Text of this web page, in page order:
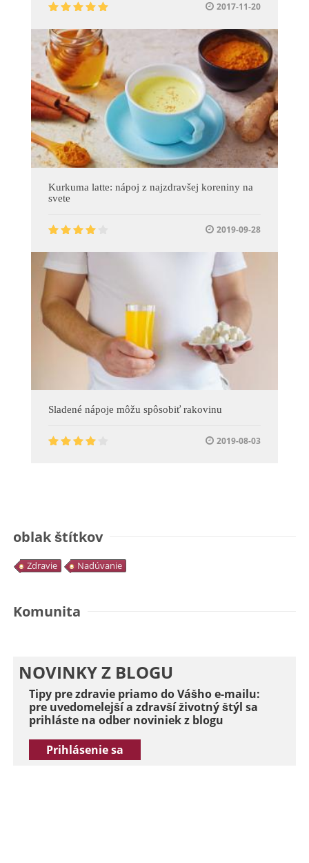
2017-11-20
Kurkuma latte: nápoj z najzdravšej koreniny na
svete
2019-09-28
Sladené nápoje môžu spôsobiť rakovinu
2019-08-03
oblak štítkov
Zdravie Nadúvanie
Komunita
NOVINKY Z BLOGU
Tipy pre zdravie priamo do Vášho e-mailu:
pre uvedomelejší a zdravší životný štýl sa
prihláste na odber noviniek z blogu
Prihlásenie sa